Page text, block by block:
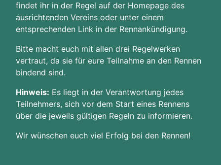
findet ihr in der Regel auf der Homepage des
ausrichtenden Vereins oder unter einem
entsprechenden Link in der Rennankündigung.
Bitte macht euch mit allen drei Regelwerken
vertraut, da sie für eure Teilnahme an den Rennen
bindend sind.
Hinweis: Es liegt in der Verantwortung jedes
Teilnehmers, sich vor dem Start eines Rennens
über die jeweils gültigen Regeln zu informieren.
Wir wünschen euch viel Erfolg bei den Rennen!